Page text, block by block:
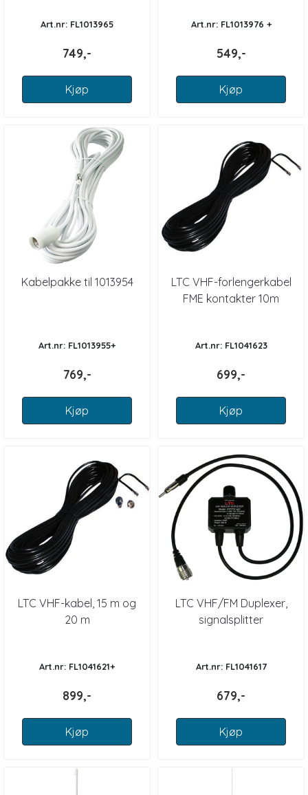
Art.nr: FL1013965
749,-
Kjøp
Art.nr: FL1013976 +
549,-
Kjøp
Kabelpakke til 1013954
Art.nr: FL1013955+
769,-
Kjøp
LTC VHF-forlengerkabel
FME kontakter 10m
Art.nr: FL1041623
699,-
Kjøp
LTC VHF-kabel, 15 m og
20 m
Art.nr: FL1041621+
899,-
Kjøp
LTC VHF/FM Duplexer,
signalsplitter
Art.nr: FL1041617
679,-
Kjøp